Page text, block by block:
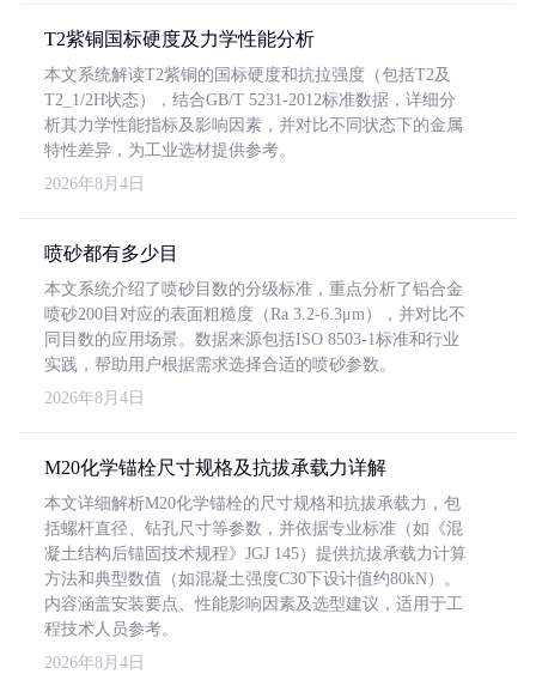
T2紫铜国标硬度及力学性能分析
本文系统解读T2紫铜的国标硬度和抗拉强度（包括T2及
T2_1/2H状态），结合GB/T 5231-2012标准数据，详细分
析其力学性能指标及影响因素，并对比不同状态下的金属
特性差异，为工业选材提供参考。
2026年8月4日
喷砂都有多少目
本文系统介绍了喷砂目数的分级标准，重点分析了铝合金
喷砂200目对应的表面粗糙度（Ra 3.2-6.3μm），并对比不
同目数的应用场景。数据来源包括ISO 8503-1标准和行业
实践，帮助用户根据需求选择合适的喷砂参数。
2026年8月4日
M20化学锚栓尺寸规格及抗拔承载力详解
本文详细解析M20化学锚栓的尺寸规格和抗拔承载力，包
括螺杆直径、钻孔尺寸等参数，并依据专业标准（如《混
凝土结构后锚固技术规程》JGJ 145）提供抗拔承载力计算
方法和典型数值（如混凝土强度C30下设计值约80kN）。
内容涵盖安装要点、性能影响因素及选型建议，适用于工
程技术人员参考。
2026年8月4日